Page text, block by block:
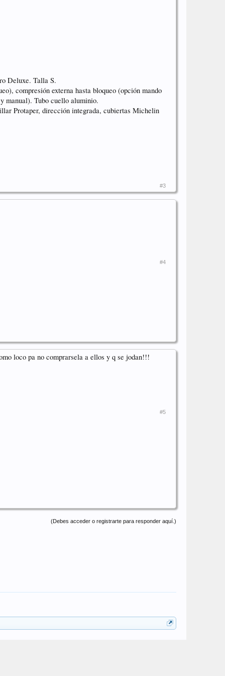
Deluxe. Talla S.
compresión externa hasta bloqueo (opción mando
manual). Tubo cuello aluminio.
Protaper, dirección integrada, cubiertas Michelin
#3
#4
loco pa no comprarsela a ellos y q se jodan!!!
#5
(Debes acceder o registrarte para responder aquí.)